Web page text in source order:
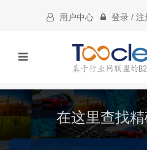
用户中心 登录 / 注
在这里查找